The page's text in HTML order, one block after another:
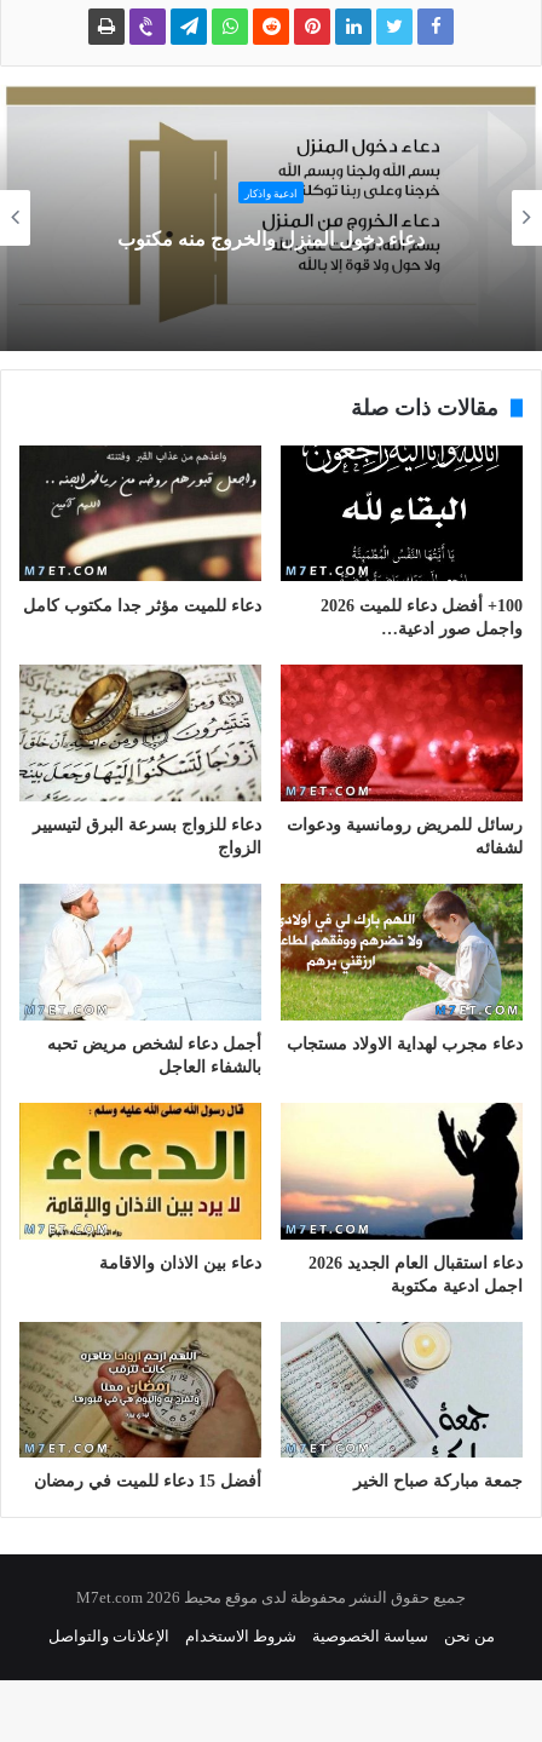
ادعية واذكار
دعاء دخول المنزل والخروج منه مكتوب
مقالات ذات صلة
100+ أفضل دعاء للميت 2026
واجمل صور ادعية…
دعاء للميت مؤثر جدا مكتوب كامل
رسائل للمريض رومانسية ودعوات
لشفائه
دعاء للزواج بسرعة البرق لتيسيير
الزواج
دعاء مجرب لهداية الاولاد مستجاب
أجمل دعاء لشخص مريض تحبه
بالشفاء العاجل
دعاء استقبال العام الجديد 2026
اجمل ادعية مكتوبة
دعاء بين الاذان والاقامة
جمعة مباركة صباح الخير أفضل 15 دعاء للميت في رمضان
جميع حقوق النشر محفوظة لدى موقع محيط 2026 M7et.com
من نحن سياسة الخصوصية شروط الاستخدام الإعلانات والتواصل